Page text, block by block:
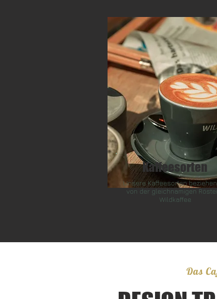
Kaffeesorten
Unsere Kaffeesorten
von der gleichnamigen
Wildkaffee
Das